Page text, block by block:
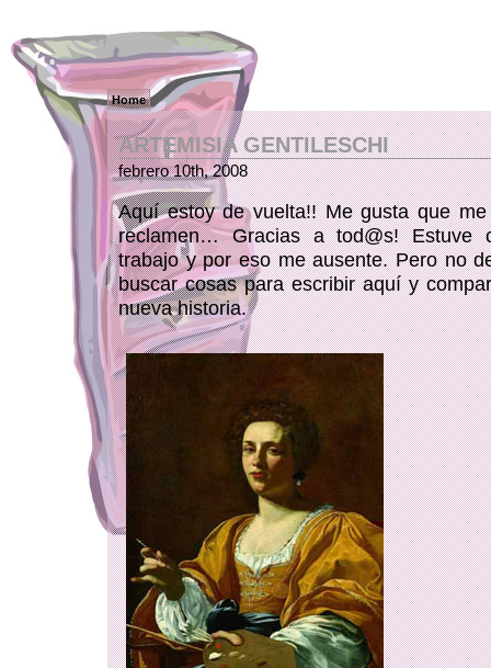
Home
ARTEMISIA GENTILESCHI
febrero 10th, 2008
Aquí estoy de vuelta!! Me gusta que
reclamen… Gracias a tod@s! Estuve
trabajo y por eso me ausente. Pero no
buscar cosas para escribir aquí y
nueva historia.